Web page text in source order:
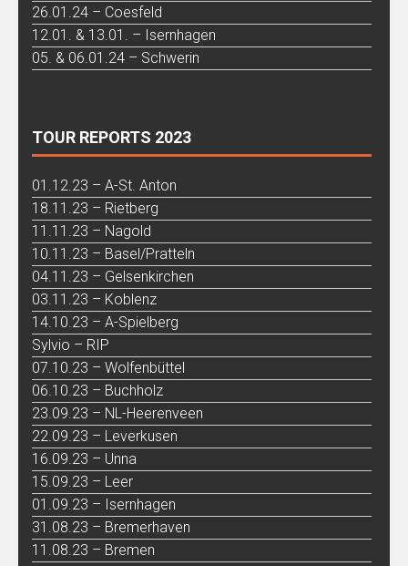
26.01.24 – Coesfeld
12.01. & 13.01. – Isernhagen
05. & 06.01.24 – Schwerin
TOUR REPORTS 2023
01.12.23 – A-St. Anton
18.11.23 – Rietberg
11.11.23 – Nagold
10.11.23 – Basel/Pratteln
04.11.23 – Gelsenkirchen
03.11.23 – Koblenz
14.10.23 – A-Spielberg
Sylvio – RIP
07.10.23 – Wolfenbüttel
06.10.23 – Buchholz
23.09.23 – NL-Heerenveen
22.09.23 – Leverkusen
16.09.23 – Unna
15.09.23 – Leer
01.09.23 – Isernhagen
31.08.23 – Bremerhaven
11.08.23 – Bremen